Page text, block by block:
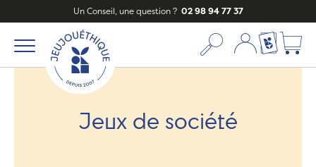
Un Conseil, une question ? 02 98 94 77 37
Mon compte
Ma liste
Jeux de société